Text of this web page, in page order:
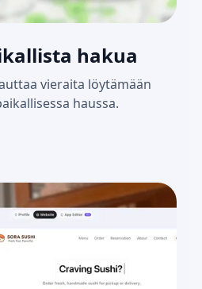
hakua
vieraita löytämään
haussa.